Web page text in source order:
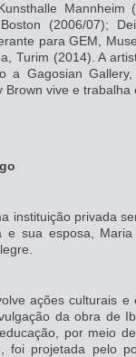
Mannheim
(2006/07);
para GEM,
Turim (2014). A
a Gagosian
vive e trabalha
instituição privada
sua esposa,
ações culturais
da obra de
por meio
foi projetada pelo